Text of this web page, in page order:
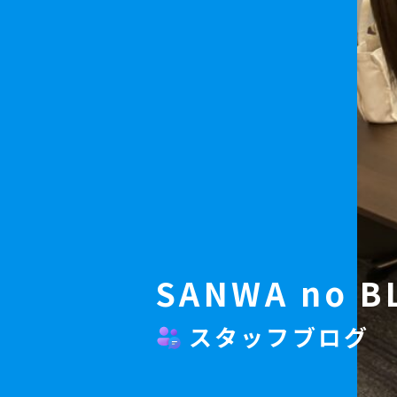
SANWA no
スタッフブログ